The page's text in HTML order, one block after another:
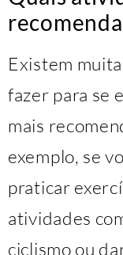
Existem
fazer para se
mais
exemplo, se
praticar
atividades
ciclismo ou